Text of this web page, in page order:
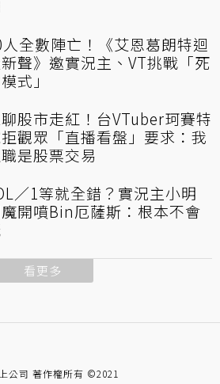
全數陣亡！《艾恩葛朗特迴
聲》邀實況主、VT挑戰「死
式」
股市走紅！台VTuber珂賽特
觀眾「直播看盤」要求：我
是股票交易
／1等就全錯？實況主小明
開噴Bin厄薩斯：根本不會
看更多
公司 著作權所有 ©2021